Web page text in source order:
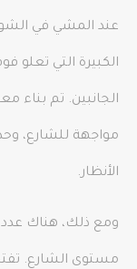
عند المشي في
الكبيرة التي
الجانبين. تم بناء
مواجهة للشارع،
الأنظار.
ومع ذلك، هناك عدد
مستوى الشارع.